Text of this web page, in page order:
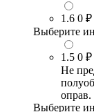
1.6 0 ₽
Выберите
1.5 0 ₽
Не
оправ.
Выберите